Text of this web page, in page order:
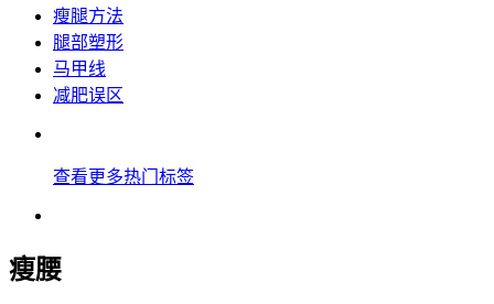
瘦腿方法
腿部塑形
马甲线
减肥误区
查看更多热门标签
瘦腰